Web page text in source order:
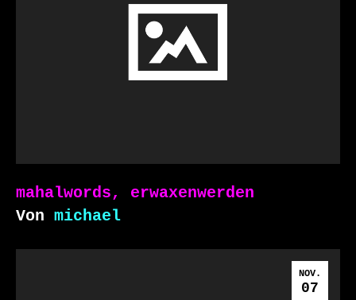
mahalwords, erwaxenwerden
Von michael
NOV.
07